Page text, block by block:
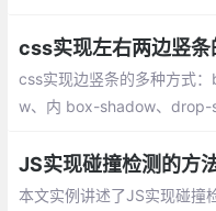
css实现左右两边竖条
css实现边竖条的多种方式
w、内 box-shadow、drop-
JS实现碰撞检测的方
本文实例讲述了JS实现碰撞